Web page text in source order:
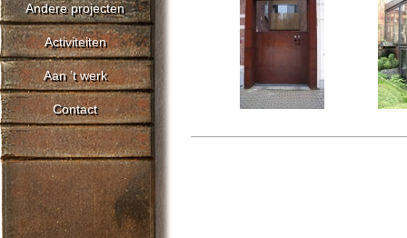
Andere projecten
Activiteiten
Aan ’t werk
Contact